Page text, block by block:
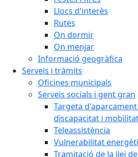
Llocs d'interès
Rutes
On dormir
On menjar
Informació geogràfica
Serveis i tràmits
Oficines municipals
Serveis socials i gent gran
Targeta
discapacitat i
Teleassistència
Vulnerabilitat
Tramitació de la llei